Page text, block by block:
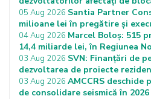
05 Aug 2026 Santia Partner
milioane lei în pregătire și
04 Aug 2026 Marcel Boloș: 515
14,4 miliarde lei, în Regiunea
03 Aug 2026 SVN: Finanțări de
dezvoltarea de proiecte
03 Aug 2026 AMCCRS deschide
de consolidare seismică în 2026